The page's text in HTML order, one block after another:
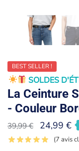
BEST SELLER !
SOLDES
La Ceinture
- Couleur
39,99€ 24,99 €
(7 avis